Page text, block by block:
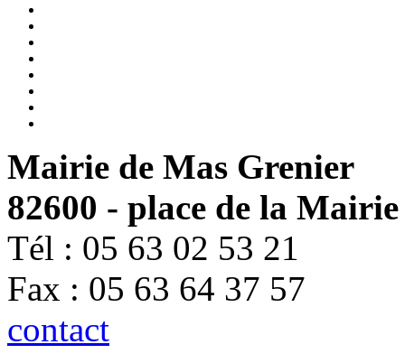
Mairie de Mas Grenier
82600 - place de la Mairie
Tél : 05 63 02 53 21
Fax : 05 63 64 37 57
contact